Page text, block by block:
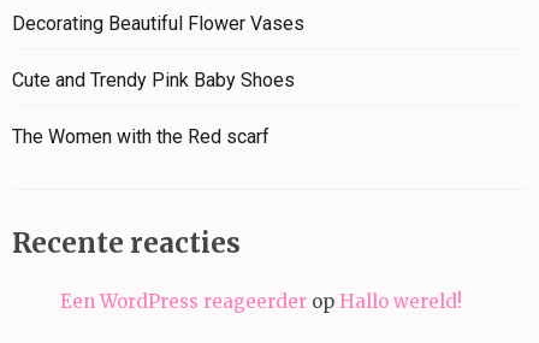
Decorating Beautiful Flower Vases
Cute and Trendy Pink Baby Shoes
The Women with the Red scarf
Recente reacties
Een WordPress reageerder op Hallo wereld!